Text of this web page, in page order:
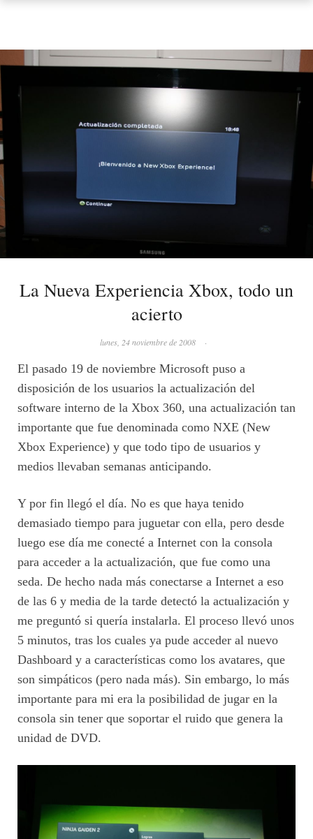
La Nueva Experiencia Xbox, todo un
acierto
lunes, 24 noviembre de 2008 ·
El pasado 19 de noviembre Microsoft puso a
disposición de los usuarios la actualización del
software interno de la Xbox 360, una actualización tan
importante que fue denominada como NXE (New
Xbox Experience) y que todo tipo de usuarios y
medios llevaban semanas anticipando.
Y por fin llegó el día. No es que haya tenido
demasiado tiempo para juguetar con ella, pero desde
luego ese día me conecté a Internet con la consola
para acceder a la actualización, que fue como una
seda. De hecho nada más conectarse a Internet a eso
de las 6 y media de la tarde detectó la actualización y
me preguntó si quería instalarla. El proceso llevó unos
5 minutos, tras los cuales ya pude acceder al nuevo
Dashboard y a características como los avatares, que
son simpáticos (pero nada más). Sin embargo, lo más
importante para mi era la posibilidad de jugar en la
consola sin tener que soportar el ruido que genera la
unidad de DVD.